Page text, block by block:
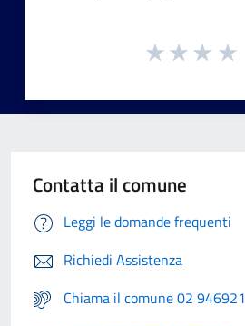
Contatta il comune
Leggi le domande frequenti
Richiedi Assistenza
Chiama il comune 02 946921